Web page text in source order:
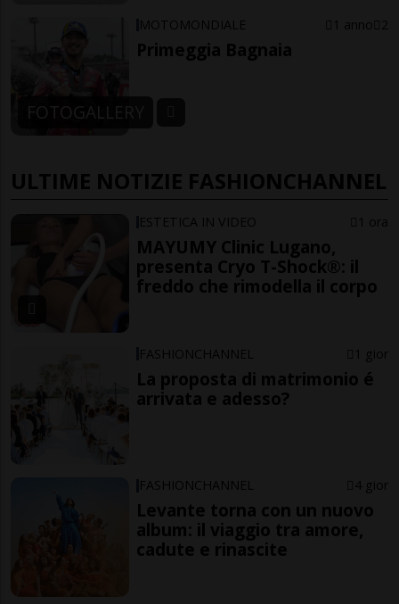
FOTOGALLERY
MOTOMONDIALE 1 anno 2
Primeggia Bagnaia
ULTIME NOTIZIE FASHIONCHANNEL
ESTETICA IN VIDEO 1 ora
MAYUMY Clinic Lugano,
presenta Cryo T-Shock®: il
freddo che rimodella il corpo
FASHIONCHANNEL 1 gior
La proposta di matrimonio é
arrivata e adesso?
FASHIONCHANNEL 4 gior
Levante torna con un nuovo
album: il viaggio tra amore,
cadute e rinascite